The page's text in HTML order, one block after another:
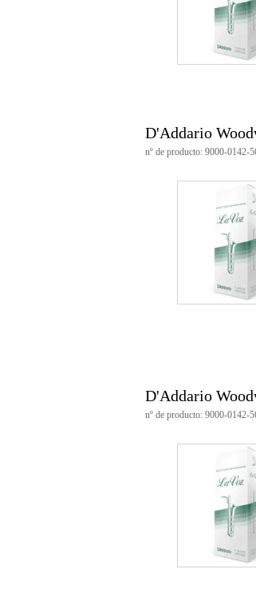
D'Addario
nº de producto: 9000-0142-
D'Addario
nº de producto: 9000-0142-